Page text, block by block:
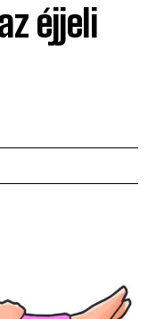
éjjeli